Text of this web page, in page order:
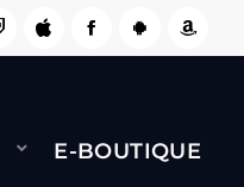
BERNARD MINET - FLY
E-BOUTIQUE